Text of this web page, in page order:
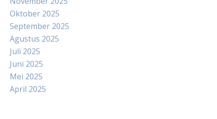
Oktober 2025
September 2025
Agustus 2025
Juli 2025
Juni 2025
Mei 2025
April 2025